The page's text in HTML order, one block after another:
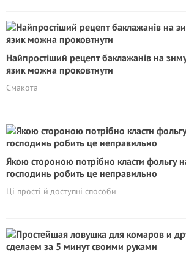
Найпростіший рецепт баклажанів на
язик можна проковтнути
Смакота
Якою стороною потрібно класти фольгу
господинь робить це неправильно
Ці прості й доступні способи